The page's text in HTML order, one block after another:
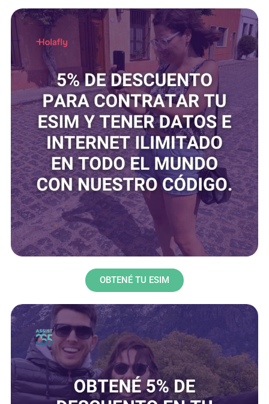
OBTENÉ TU ESIM